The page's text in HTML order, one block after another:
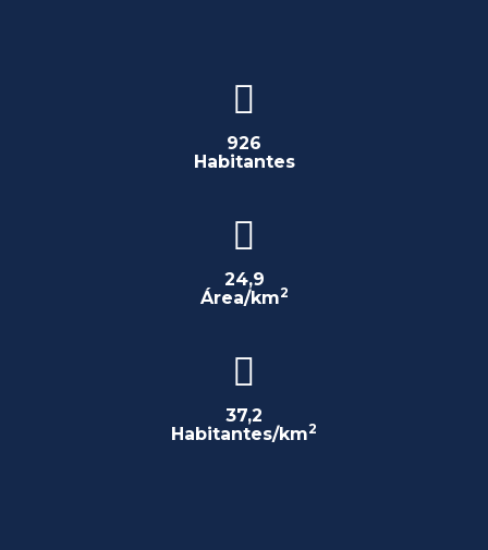
926
Habitantes
24,9
Área/km2
37,2
Habitantes/km2